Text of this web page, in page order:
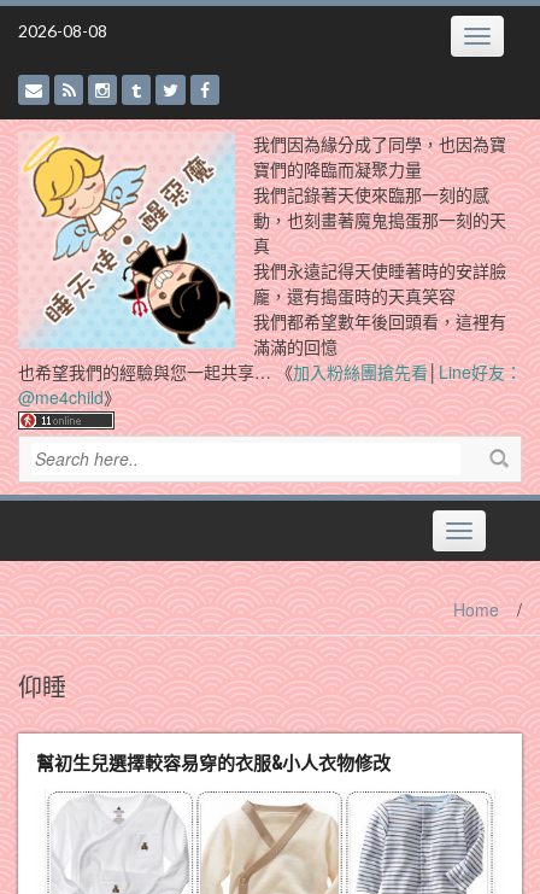
Skip
2026-08-08 Toggle
我們因為緣分成了同學，也因為寶
寶們的降臨而凝聚力量
我們記錄著天使來臨那一刻的感
動，也刻畫著魔鬼搗蛋那一刻的天
真
我們永遠記得天使睡著時的安詳臉
龐，還有搗蛋時的天真笑容
我們都希望數年後回頭看，這裡有
滿滿的回憶
也希望我們的經驗與您一起共享… 《加入粉絲團搶先看│Line好友：
@me4child》
Toggle
navigation
Home /
仰睡
幫初生兒選擇較容易穿的衣服&小人衣物修改